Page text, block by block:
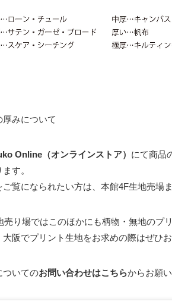
厚みについて
Online（オンラインストア） にて商品
す。
ご覧になられたい方は、本館4F生地売場
売り場ではこのほかにも柄物・無地のプ
大阪でプリント生地をお求めの際はぜひ
ついてのお問い合わせはこちらからお願